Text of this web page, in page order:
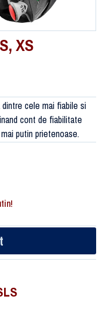
XS
cele mai fiabile si
cont de fiabilitate
putin prietenoase.